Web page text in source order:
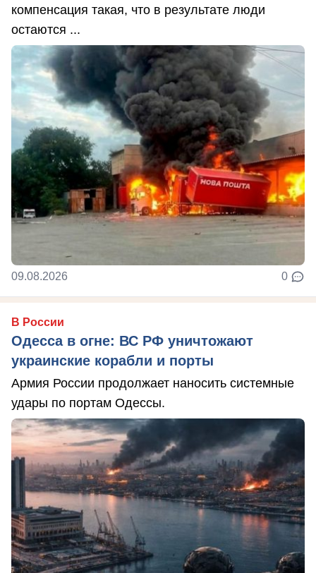
компенсация такая, что в результате люди
остаются ...
09.08.2026 0
В России
Одесса в огне: ВС РФ уничтожают
украинские корабли и порты
Армия России продолжает наносить системные
удары по портам Одессы.